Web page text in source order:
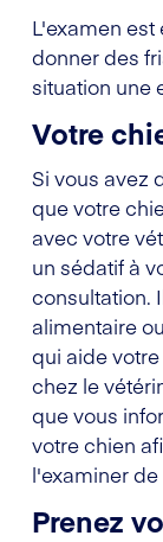
L'examen
donner des
situation une
Votre
Si vous avez
que votre
avec votre
un sédatif à
consultation.
alimentaire
qui aide
chez le
que vous
votre chien
l'examiner
Prenez